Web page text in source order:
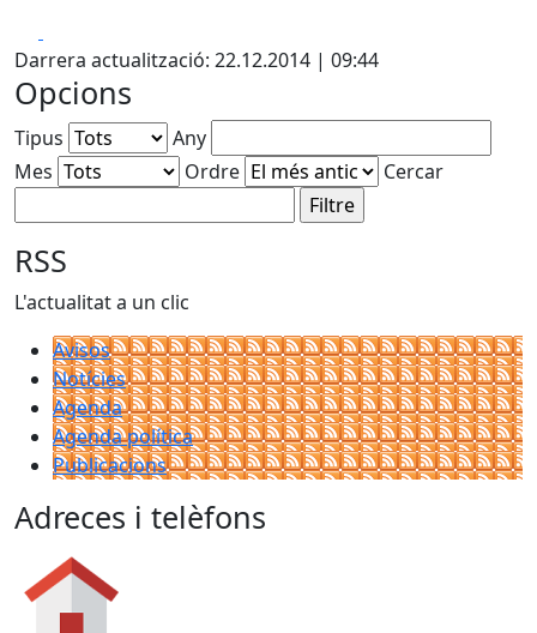
Darrera actualització: 22.12.2014 | 09:44
Opcions
Tipus
Any
Mes
Ordre Cercar
RSS
L'actualitat a un clic
Avisos
Notícies
Agenda
Agenda política
Publicacions
Adreces i telèfons